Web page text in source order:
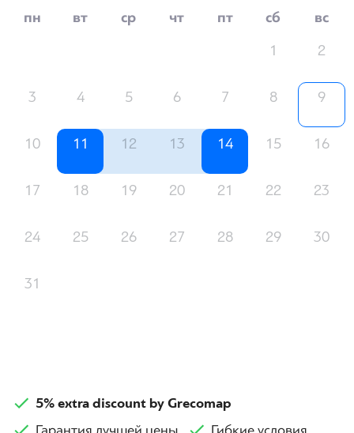
пн вт ср чт пт сб
вс
1
2
3 4 5 6 7 8 9
10 11 12 13 14 15 16
17 18 19 20 21 22 23
24 25 26 27 28 29 30
31
5% extra discount by Grecomap